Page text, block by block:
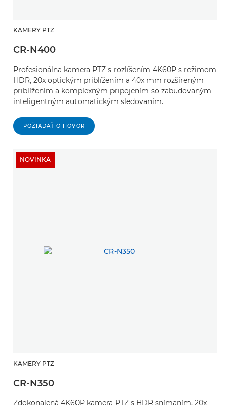
KAMERY PTZ
CR-N400
Profesionálna kamera PTZ s rozlíšením 4K60P s režimom
HDR, 20x optickým priblížením a 40x mm rozšíreným
priblížením a komplexným pripojením so zabudovaným
inteligentným automatickým sledovaním.
POŽIADAŤ O HOVOR
NOVINKA
KAMERY PTZ
CR-N350
Zdokonalená 4K60P kamera PTZ s HDR snímaním, 20x